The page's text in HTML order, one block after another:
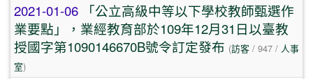
2021-01-06
「公立高級中等以下學校教師甄選作
業要點」，業經教育部於109年12月31日以臺教
授國字第1090146670B號令訂定發布 (訪客 / 947 / 人事
室)